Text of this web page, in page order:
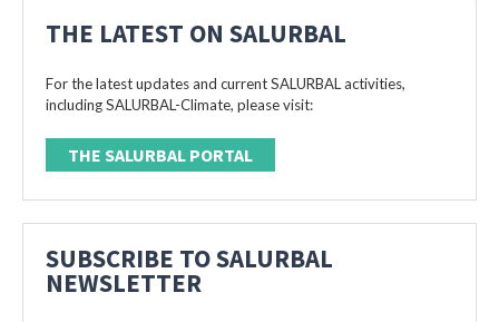
THE LATEST ON SALURBAL
For the latest updates and current SALURBAL activities,
including SALURBAL-Climate, please visit:
THE SALURBAL PORTAL
SUBSCRIBE TO SALURBAL
NEWSLETTER